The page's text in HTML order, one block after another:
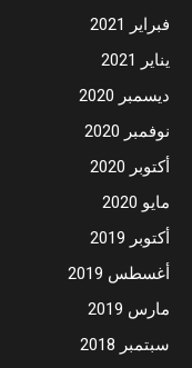
فبراير 2021
يناير 2021
ديسمبر 2020
نوفمبر 2020
أكتوبر 2020
مايو 2020
أكتوبر 2019
أغسطس 2019
مارس 2019
سبتمبر 2018